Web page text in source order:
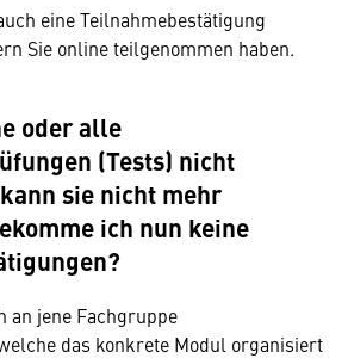
eine Teilnahmebestätigung
Sie online teilgenommen haben.
oder alle
(Tests) nicht
sie nicht mehr
ich nun keine
an jene Fachgruppe
das konkrete Modul organisiert